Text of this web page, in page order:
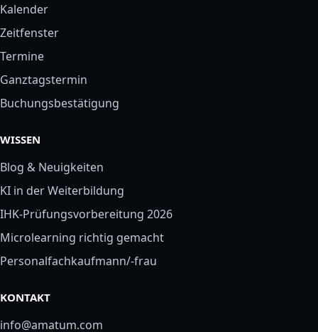
Kalender
Zeitfenster
Termine
Ganztagstermin
Buchungsbestätigung
WISSEN
Blog & Neuigkeiten
KI in der Weiterbildung
IHK-Prüfungsvorbereitung 2026
Microlearning richtig gemacht
Personalfachkaufmann/-frau
KONTAKT
info@amatum.com